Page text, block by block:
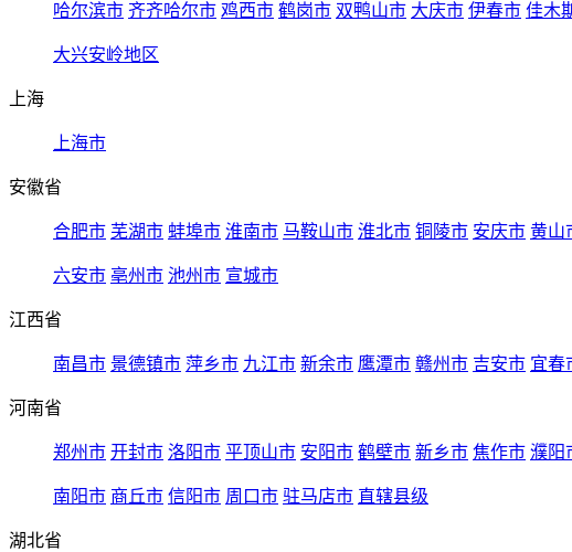
哈尔滨市 齐齐哈尔市 鸡西市 鹤岗市 双鸭山市 大庆市 伊春市 佳木
大兴安岭地区
上海
上海市
安徽省
合肥市 芜湖市 蚌埠市 淮南市 马鞍山市 淮北市 铜陵市 安庆市 黄山
六安市 亳州市 池州市 宣城市
江西省
南昌市 景德镇市 萍乡市 九江市 新余市 鹰潭市 赣州市 吉安市 宜春
河南省
郑州市 开封市 洛阳市 平顶山市 安阳市 鹤壁市 新乡市 焦作市 濮阳
南阳市 商丘市 信阳市 周口市 驻马店市 直辖县级
湖北省